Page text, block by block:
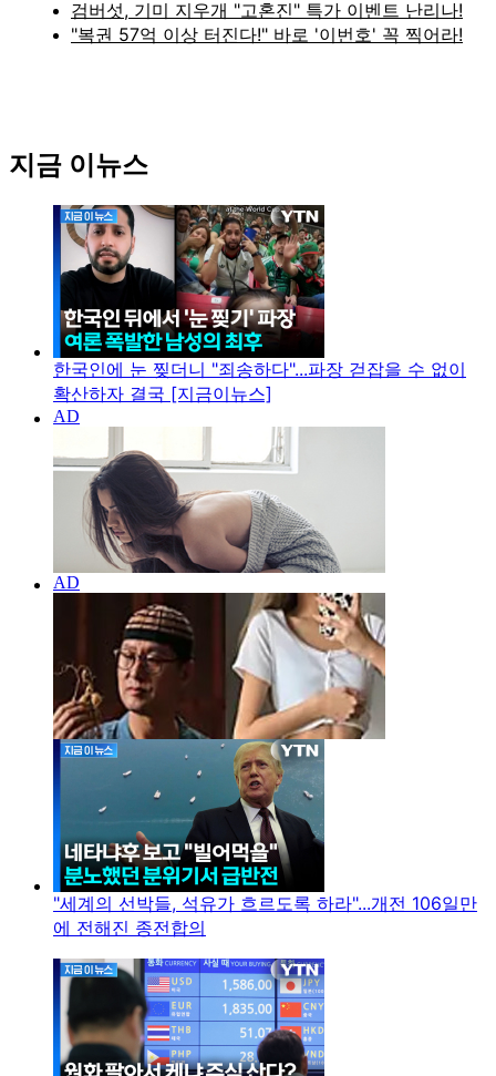
지금 이뉴스
한국인에 눈 찢더니 "죄송하다"...파장 걷잡을 수 없이
확산하자 결국 [지금이뉴스]
"세계의 선박들, 석유가 흐르도록 하라"...개전 106일만
에 전해진 종전합의